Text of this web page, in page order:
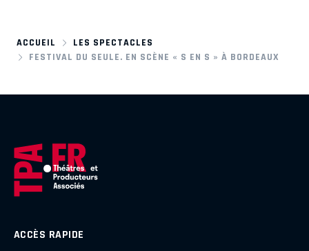
ACCUEIL
LES SPECTACLES
FESTIVAL DU SEULE. EN SCÈNE « S EN S » À BORDEAUX
ACCÈS RAPIDE